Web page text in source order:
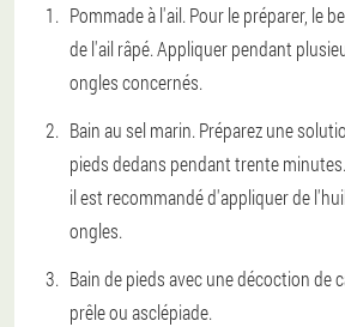
Pommade à l'ail. Pour le préparer, le
de l'ail râpé. Appliquer pendant
ongles concernés.
Bain au sel marin. Préparez une
pieds dedans pendant trente
il est recommandé d'appliquer de
ongles.
Bain de pieds avec une décoction de
prêle ou asclépiade.